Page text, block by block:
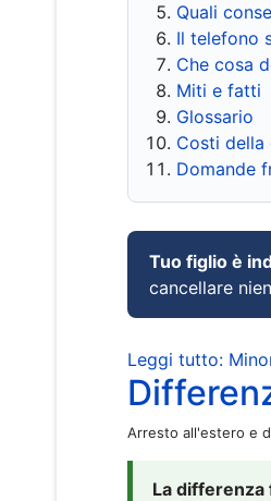
Quali
Il telefono
Che cosa
Miti e fatti
Glossario
Costi della
Domande
Tuo figlio è
cancellare
Leggi tutto:
Arresto all'estero e
La differenza